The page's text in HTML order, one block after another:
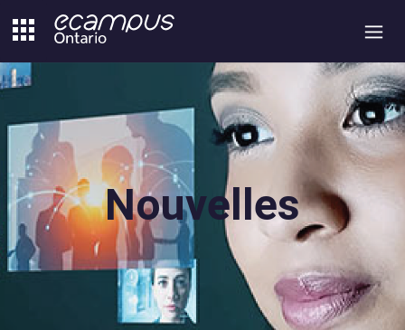
au
contenu
Nouvelles